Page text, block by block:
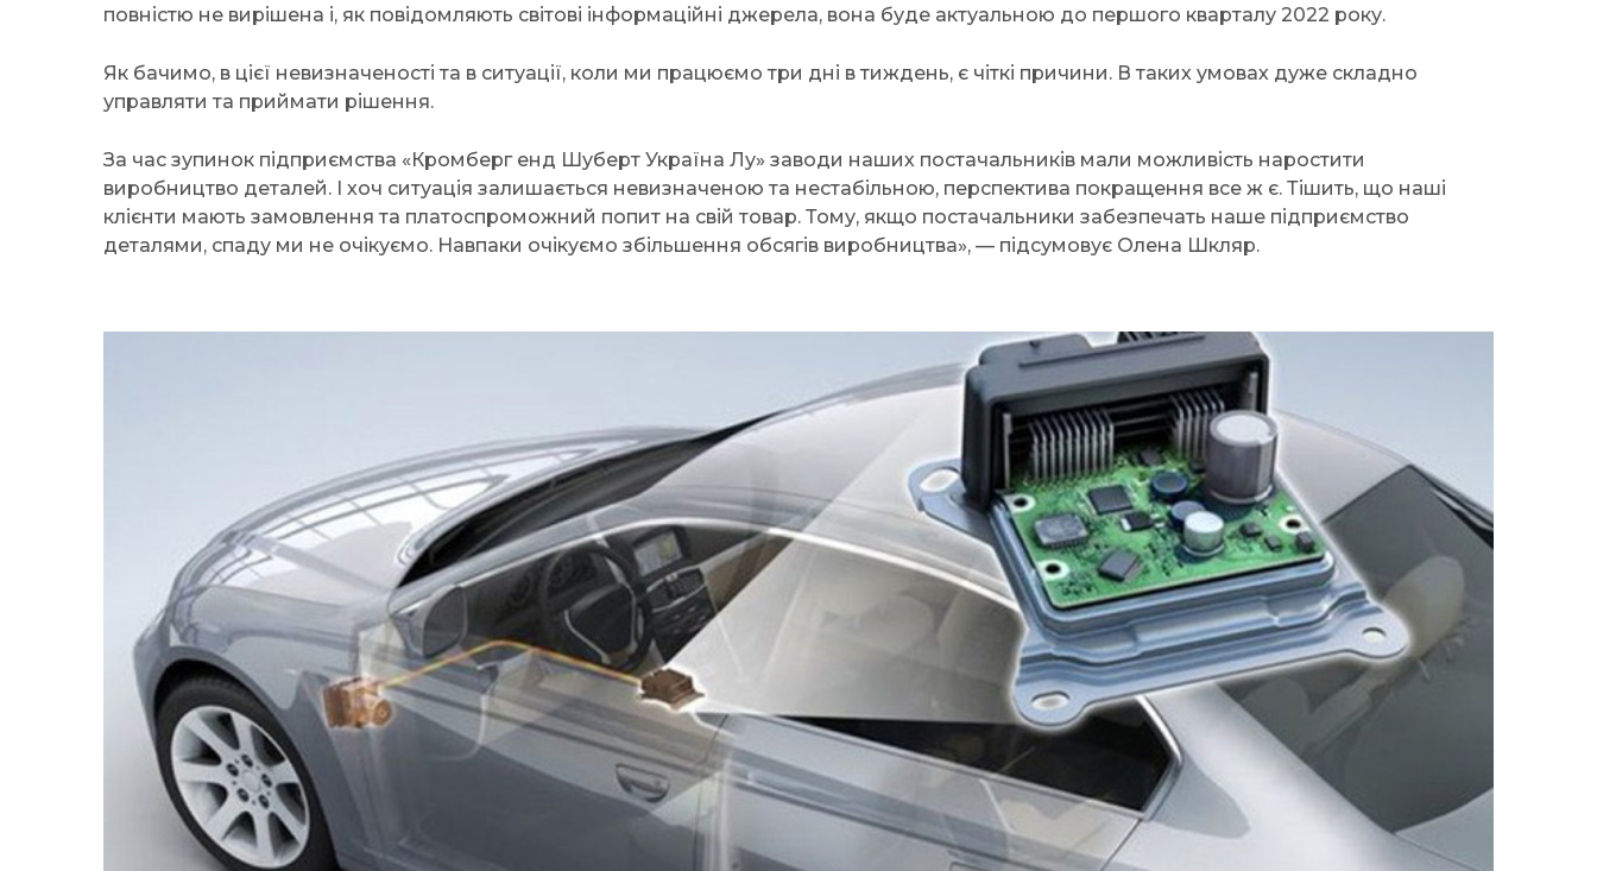
повністю не вирішена і, як повідомляють світові інформаційні джерела, вона буде актуальною до першого кварталу 2022 року.
Як бачимо, в цієї невизначеності та в ситуації, коли ми працюємо три дні в тиждень, є чіткі причини. В таких умовах дуже складно
управляти та приймати рішення.
За час зупинок підприємства «Кромберг енд Шуберт Україна Лу» заводи наших постачальників мали можливість наростити
виробництво деталей. І хоч ситуація залишається невизначеною та нестабільною, перспектива покращення все ж є. Тішить, що наші
клієнти мають замовлення та платоспроможний попит на свій товар. Тому, якщо постачальники забезпечать наше підприємство
деталями, спаду ми не очікуємо. Навпаки очікуємо збільшення обсягів виробництва», — підсумовує Олена Шкляр.